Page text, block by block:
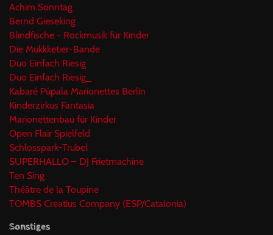
Achim Sonntag
Bernd Gieseking
Blindfische - Rockmusik für Kinder
Die Mukkketier-Bande
Duo Einfach Riesig
Duo Einfach Riesig_
Kabaré Púpala Marionettes Berlin
Kinderzirkus Fantasia
Marionettenbau für Kinder
Open Flair Spielfeld
Schlosspark-Trubel
SUPERHALLO – DJ Frietmachine
Ten Sing
Théâtre de la Toupine
TOMBS Creatius Company (ESP/Catalonia)
Sonstiges